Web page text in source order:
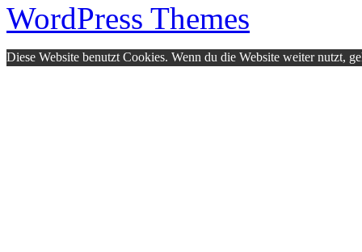
WordPress Themes
Diese Website benutzt Cookies. Wenn du die Website weiter nutzt,